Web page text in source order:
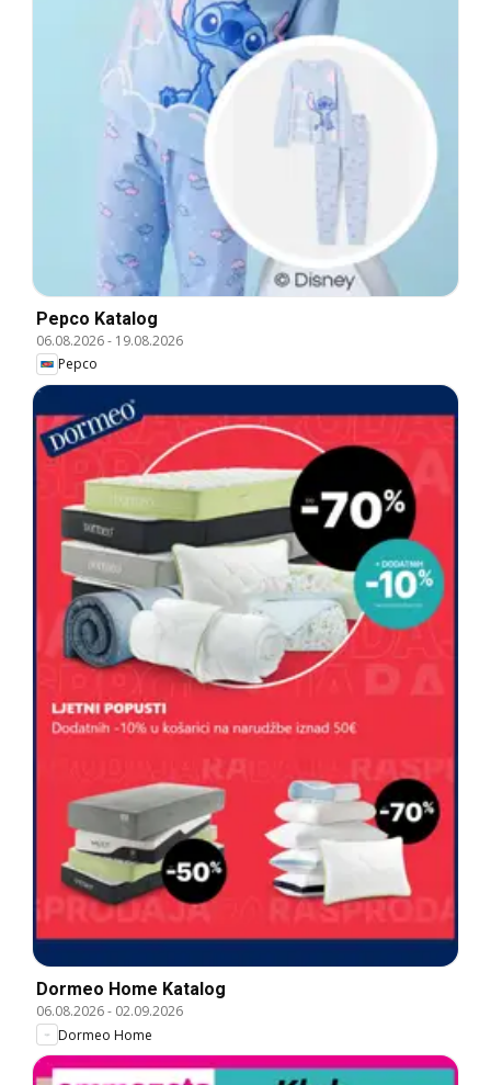
Pepco Katalog
06.08.2026- 19.08.2026
Pepco
Dormeo Home Katalog
06.08.2026- 02.09.2026
Dormeo Home